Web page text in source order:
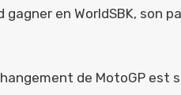
en WorldSBK, son
de MotoGP est